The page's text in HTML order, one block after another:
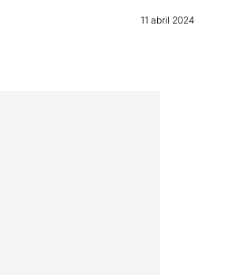
11 abril 2024